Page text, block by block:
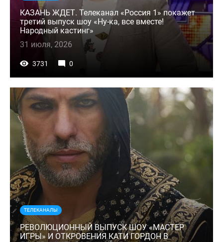
КАЗАНЬ ЖДЕТ. Телеканал «Россия 1» покажет
третий выпуск шоу «Ну-ка, все вместе!
Народный кастинг»
31 июля, 2026
3731 0
ТЕЛЕКАНАЛЫ
РЕВОЛЮЦИОННЫЙ ВЫПУСК ШОУ «МАСТЕР
ИГРЫ» И ОТКРОВЕНИЯ КАТИ ГОРДОН В